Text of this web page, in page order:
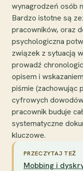
wynagrodzeń osób
Bardzo istotne są
pracowników, oraz
psychologiczna
związek z sytuacją
prowadź
opisem i
piśmie (zachowując
cyfrowych
pracownik buduje
systematyczne
kluczowe.
PRZECZYTAJ TEŻ
Mobbing i